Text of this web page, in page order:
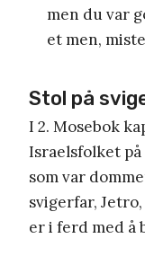
men du var
et men,
Stol på
I 2. Mosebok
Israelsfolket
som var
svigerfar,
er i ferd med å